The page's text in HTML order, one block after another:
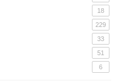
18
229
33
51
6